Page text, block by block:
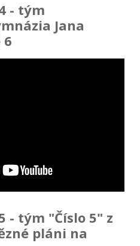
- tým
Jana
6
- tým "Číslo 5" z
pláni na